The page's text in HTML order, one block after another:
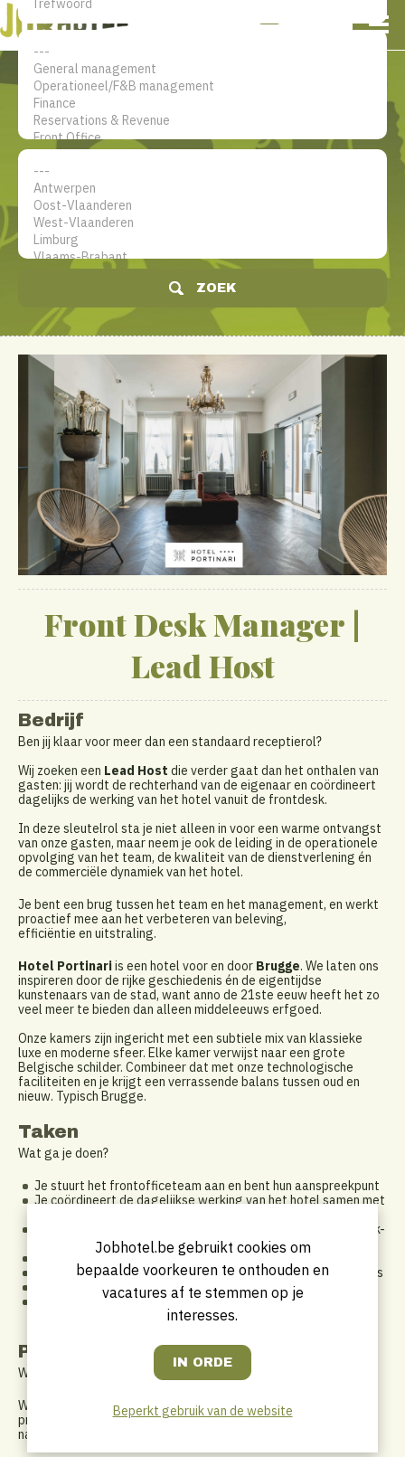
De jobsite voor hotel
professionals
ZOEK
Front Desk Manager |
Lead Host
Bedrijf
Ben jij klaar voor meer dan een standaard receptierol?
Wij zoeken een Lead Host die verder gaat dan het onthalen van
gasten: jij wordt de rechterhand van de eigenaar en coördineert
dagelijks de werking van het hotel vanuit de frontdesk.
In deze sleutelrol sta je niet alleen in voor een warme ontvangst
van onze gasten, maar neem je ook de leiding in de operationele
opvolging van het team, de kwaliteit van de dienstverlening én
de commerciële dynamiek van het hotel.
Je bent een brug tussen het team en het management, en werkt
proactief mee aan het verbeteren van beleving,
efficiëntie en uitstraling.
Hotel Portinariis een hotel voor en door Brugge. We laten ons
inspireren door de rijke geschiedenis én de eigentijdse
kunstenaars van de stad, want anno de 21ste eeuw heeft het zo
veel meer te bieden dan alleen middeleeuws erfgoed.
Onze kamers zijn ingericht met een subtiele mix van klassieke
luxe en moderne sfeer. Elke kamer verwijst naar een grote
Belgische schilder. Combineer dat met onze technologische
faciliteiten en je krijgt een verrassende balans tussen oud en
nieuw. Typisch Brugge.
Taken
Wat ga je doen?
Je stuurt het frontofficeteam aan en bent hun aanspreekpunt
Je coördineert de dagelijkse werking van het hotel samen met
Je bent verantwoordelijk voor het onthaal, check-ins en check-
Je maakt offertes op en volgt deze commercieel op
Je organiseert groepsverblijven, vergaderingen en seminaries
Je werkt actief mee aan salesinspanningen en gastenbinding
Je bewaakt de kwaliteit en uitstraling van het hotel op elk
Profiel
Wie zoeken we?
We zoeken geen klassieke receptionist(e), maar een
professionele en charismatische hotelpersoonlijkheid die van
nature eigenaarschap opneemt.
Jobhotel.be gebruikt cookies om
bepaalde voorkeuren te onthouden en
vacatures af te stemmen op je
interesses.
Beperkt gebruik van de website